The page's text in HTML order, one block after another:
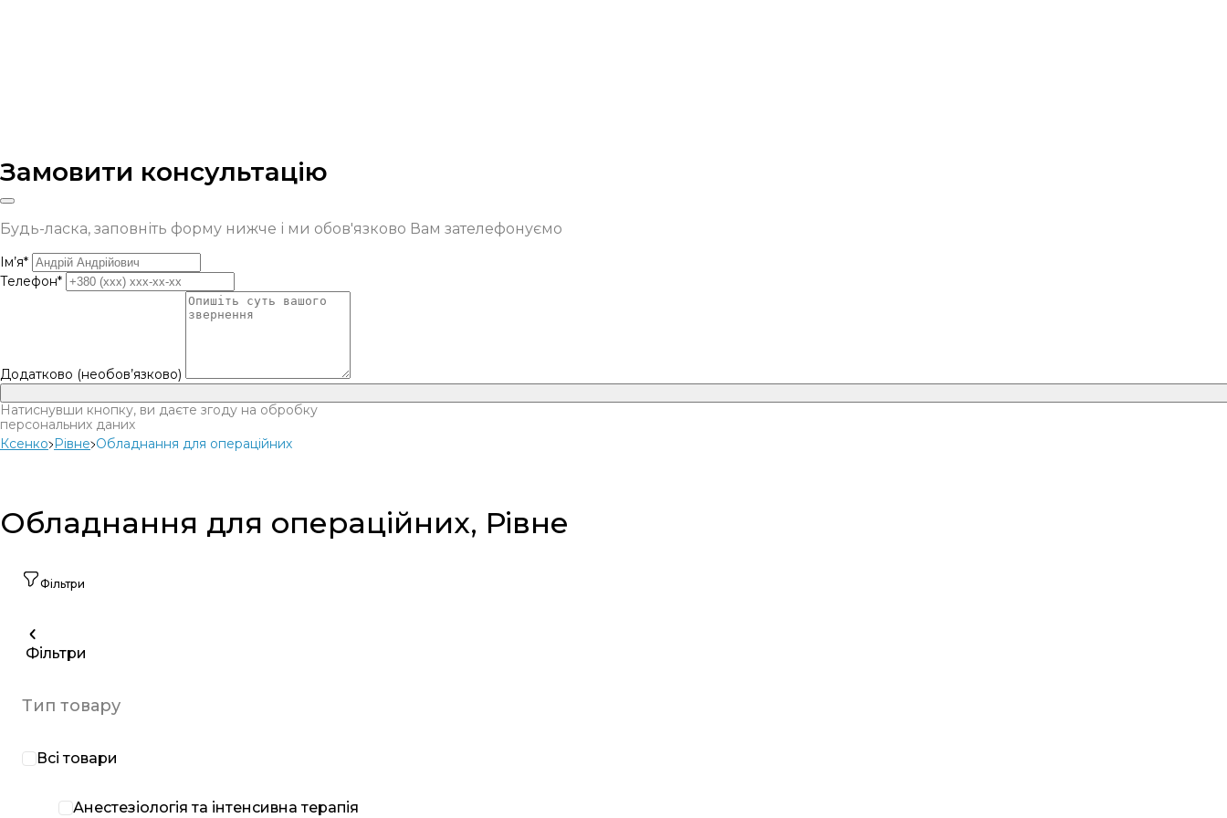
Замовити консультацію
Будь-ласка, заповніть форму нижче і ми обов'язково Вам зателефонуємо
Ім’я*
Телефон*
Додатково (необов’язково)
Натиснувши кнопку, ви даєте згоду на обробку
персональних даних
Ксенко Рівне Обладнання для операційних
Обладнання для операційних, Рівне
Фільтри
Фільтри
Тип товару
Всі товари
Анестезіологія та інтенсивна терапія